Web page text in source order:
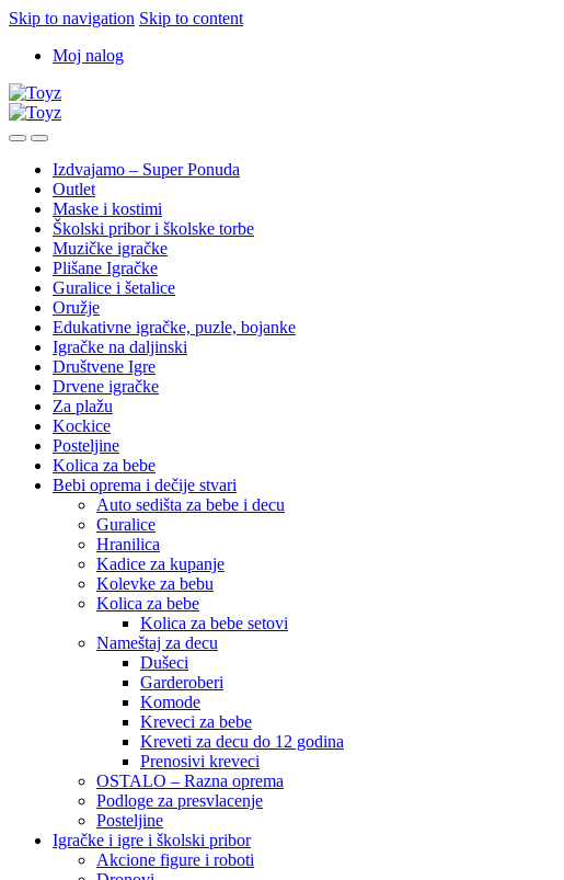
Skip to navigation Skip to content
Moj nalog
Izdvajamo – Super Ponuda
Outlet
Maske i kostimi
Školski pribor i školske torbe
Muzičke igračke
Plišane Igračke
Guralice i šetalice
Oružje
Edukativne igračke, puzle, bojanke
Igračke na daljinski
Društvene Igre
Drvene igračke
Za plažu
Kockice
Posteljine
Kolica za bebe
Bebi oprema i dečije stvari
Auto sedišta za bebe i decu
Guralice
Hranilica
Kadice za kupanje
Kolevke za bebu
Kolica za bebe
Kolica za bebe setovi
Nameštaj za decu
Dušeci
Garderoberi
Komode
Kreveci za bebe
Kreveti za decu do 12 godina
Prenosivi kreveci
OSTALO – Razna oprema
Podloge za presvlacenje
Posteljine
Igračke i igre i školski pribor
Akcione figure i roboti